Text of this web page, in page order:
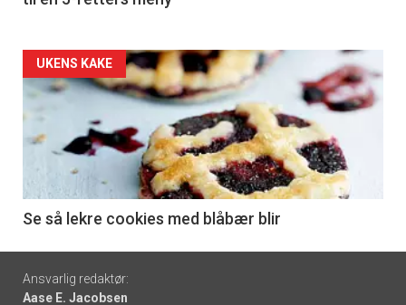
Forsiden
akkurat
nå
6
UKENS KAKE
Se så lekre cookies med blåbær blir
Footer
Ansvarlig redaktør:
Aase E. Jacobsen